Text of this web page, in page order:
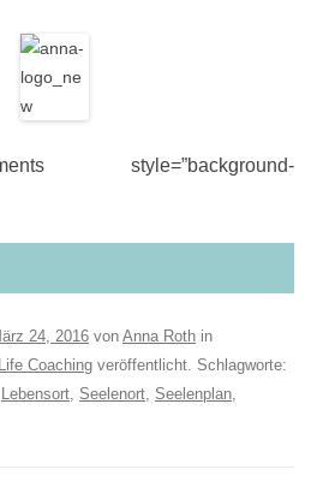
style=”background-
24, 2016 von Anna Roth in
Life Coaching veröffentlicht. Schlagworte:
Lebensort, Seelenort, Seelenplan,